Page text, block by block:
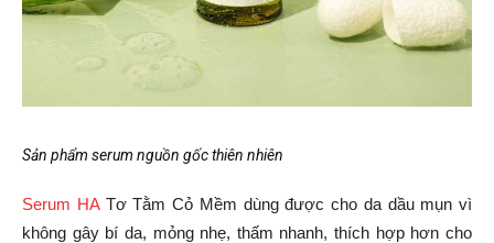
Sản phẩm serum nguồn gốc thiên nhiên
Serum HATơ Tằm Cỏ Mềm dùng được cho da dầu mụn vì
không gây bí da, mỏng nhẹ, thấm nhanh, thích hợp hơn cho